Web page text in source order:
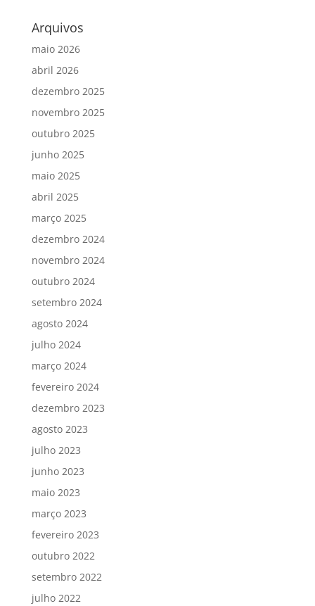
Arquivos
maio 2026
abril 2026
dezembro 2025
novembro 2025
outubro 2025
junho 2025
maio 2025
abril 2025
março 2025
dezembro 2024
novembro 2024
outubro 2024
setembro 2024
agosto 2024
julho 2024
março 2024
fevereiro 2024
dezembro 2023
agosto 2023
julho 2023
junho 2023
maio 2023
março 2023
fevereiro 2023
outubro 2022
setembro 2022
julho 2022